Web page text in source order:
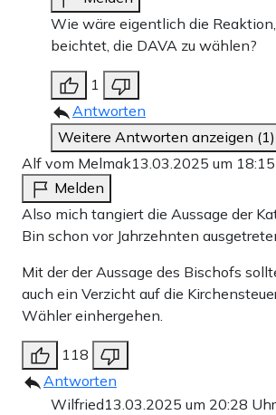
Wie wäre eigentlich die
beichtet, die DAVA zu wählen?
1
Antworten
Weitere Antworten anzeigen (1)
Alf vom Melmak13.03.2025 um
Melden
Also mich tangiert die Aussage der
Bin schon vor Jahrzehnten
Mit der der Aussage des Bischofs
auch ein Verzicht auf die
Wähler einhergehen.
118
Antworten
Wilfried13.03.2025 um 20:28 Uhr